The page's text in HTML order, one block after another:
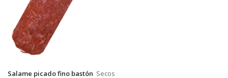
Salame picado fino bastón Secos